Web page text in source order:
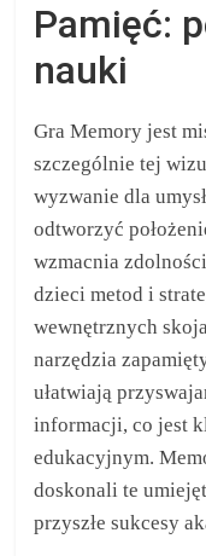
Pamięć:
nauki
Gra Memory jest
szczególnie tej
wyzwanie dla
odtworzyć
wzmacnia
dzieci metod i
wewnętrznych
narzędzia
ułatwiają
informacji, co jest
edukacyjnym.
doskonali te
przyszłe sukcesy